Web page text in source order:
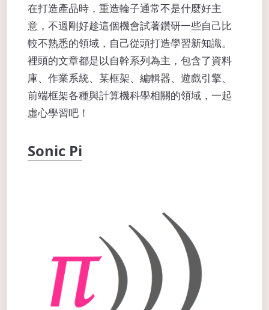
在打造產品時，重造輪子通常不是什麼好主
意，不過剛好趁這個機會試著鑽研一些自己比
較不熟悉的領域，自己從頭打造學習新知識。
裡頭的文章都是以自幹系列為主，包含了資料
庫、作業系統、某框架、編輯器、遊戲引擎、
前端框架各種與計算機科學相關的領域，一起
虛心學習吧！
Sonic Pi